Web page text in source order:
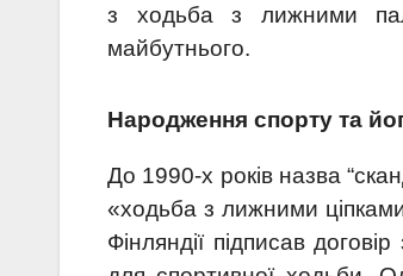
з ходьба з лижними
майбутнього.
Народження спорту та
До 1990-х років назва
«ходьба з лижними
Фінляндії підписав